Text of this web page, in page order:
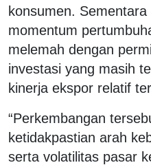
konsumen.
momentum
melemah dengan
investasi yang masih
kinerja ekspor relatif
“Perkembangan
ketidakpastian arah
serta volatilitas pasar